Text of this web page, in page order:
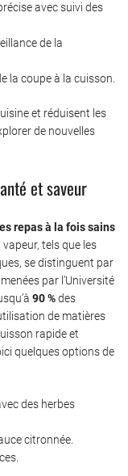
avec suivi des
de la
la coupe à la cuisson.
et réduisent les
de nouvelles
et saveur
repas à la fois sains
tels que les
se distinguent par
par l’Université
90 %des
de matières
rapide et
quelques options de
des herbes
citronnée.